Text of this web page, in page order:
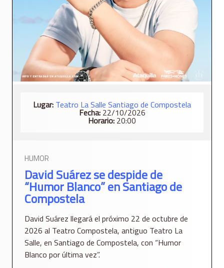
Lugar: ​Teatro La Salle Santiago de Compostela
Fecha:22/10/2026
Horario: 20:00
HUMOR
David Suárez se despide de
“Humor Blanco” en Santiago de
Compostela
David Suárez llegará el próximo 22 de octubre de
2026 al Teatro Compostela, antiguo Teatro La
Salle, en Santiago de Compostela, con “Humor
Blanco por última vez”.